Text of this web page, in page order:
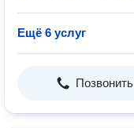
Ещё 6 услуг
Позвонить